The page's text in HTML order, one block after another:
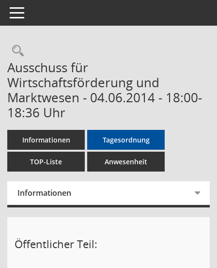
Toggle navigation
Rechercheauswahl
Ausschuss für
Wirtschaftsförderung und
Marktwesen - 04.06.2014 - 18:00-
18:36 Uhr
Informationen Tagesordnung
TOP-Liste Anwesenheit
Informationen
Öffentlicher Teil: